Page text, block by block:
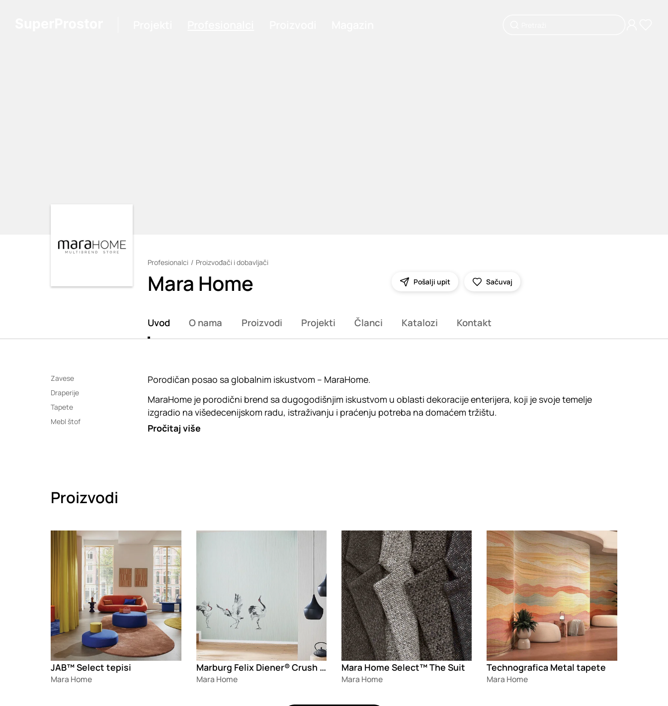
Profesionalci Proizvođači i dobavljači
Mara Home Pošalji upit Sačuvaj
Uvod O nama Proizvodi Projekti Članci Katalozi Kontakt
Zavese
Draperije
Tapete
Mebl štof
Porodičan posao sa globalnim iskustvom – MaraHome.
MaraHome je porodični brend sa dugogodišnjim iskustvom u oblasti dekoracije enterijera, koji je svoje temelje
izgradio na višedecenijskom radu, istraživanju i praćenju potreba na domaćem tržištu.
Pročitaj više
Proizvodi
Loading
JAB™ Select tepisi
Mara Home
Marburg Felix Diener® Crush Motion
Mara Home
Loading
Mara Home Select™ The Suit
Mara Home
Loading
Technografica Metal tapete
Mara Home